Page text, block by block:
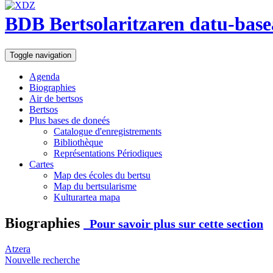
BDB Bertsolaritzaren datu-
Toggle navigation
Agenda
Biographies
Air de bertsos
Bertsos
Plus bases de doneés
Catalogue d'enregistrements
Bibliothèque
Représentations Périodiques
Cartes
Map des écoles du bertsu
Map du bertsularisme
Kulturartea mapa
Biographies Pour savoir plus sur cette section
Atzera
Nouvelle recherche